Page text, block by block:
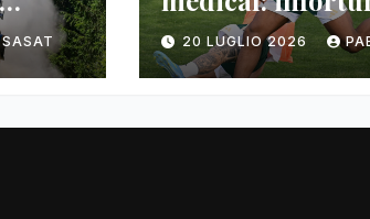
SASAT muscolare
20 LUGLIO 2026